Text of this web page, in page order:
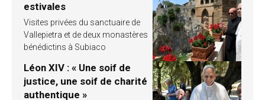
estivales
Visites privées du sanctuaire de
Vallepietra et de deux monastères
bénédictins à Subiaco
Léon XIV : « Une soif de
justice, une soif de charité
authentique »